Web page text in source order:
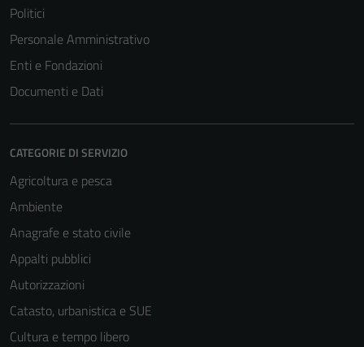
Politici
Personale Amministrativo
Enti e Fondazioni
Documenti e Dati
CATEGORIE DI SERVIZIO
Agricoltura e pesca
Ambiente
Anagrafe e stato civile
Appalti pubblici
Autorizzazioni
Catasto, urbanistica e SUE
Cultura e tempo libero